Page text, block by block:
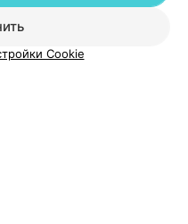
компанию
Cookie